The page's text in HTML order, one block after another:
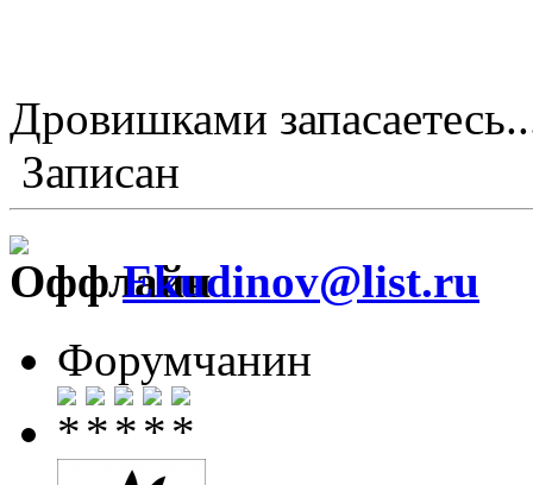
Дровишками
Записан
Ekudinov@list.ru
Форумчанин